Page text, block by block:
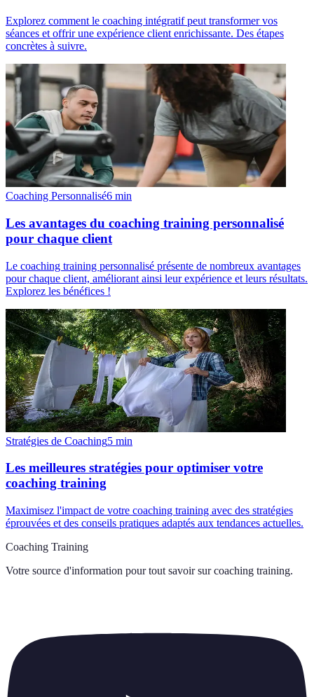
Explorez comment le coaching intégratif peut transformer vos
séances et offrir une expérience client enrichissante. Des étapes
concrètes à suivre.
Coaching Personnalisé6 min
Les avantages du coaching training personnalisé
pour chaque client
Le coaching training personnalisé présente de nombreux avantages
pour chaque client, améliorant ainsi leur expérience et leurs résultats.
Explorez les bénéfices !
Stratégies de Coaching5 min
Les meilleures stratégies pour optimiser votre
coaching training
Maximisez l'impact de votre coaching training avec des stratégies
éprouvées et des conseils pratiques adaptés aux tendances actuelles.
Coaching Training
Votre source d'information pour tout savoir sur coaching training.